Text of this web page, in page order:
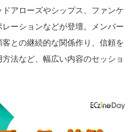
アローズやシップス、ファンケ
ーションなどが登壇。メンバー
との継続的な関係作り、信頼を
法など、幅広い内容のセッショ